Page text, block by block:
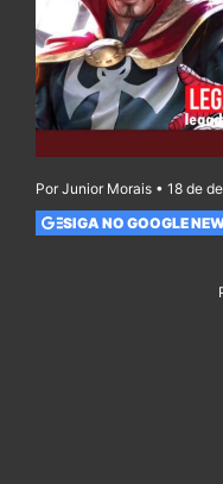
Por Junior Morais • 18 de
SIGA NO GOOGLE